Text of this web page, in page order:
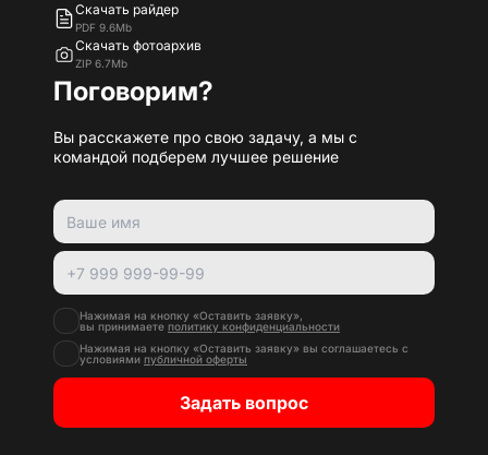
Скачать райдер
PDF 9.6Mb
Скачать фотоархив
ZIP 6.7Mb
Поговорим?
Вы расскажете про свою задачу, а мы с
командой подберем лучшее решение
Нажимая на кнопку «Оставить заявку»,
вы принимаете политику конфиденциальности
Нажимая на кнопку «Оставить заявку» вы соглашаетесь с
условиями публичной оферты
Задать вопрос